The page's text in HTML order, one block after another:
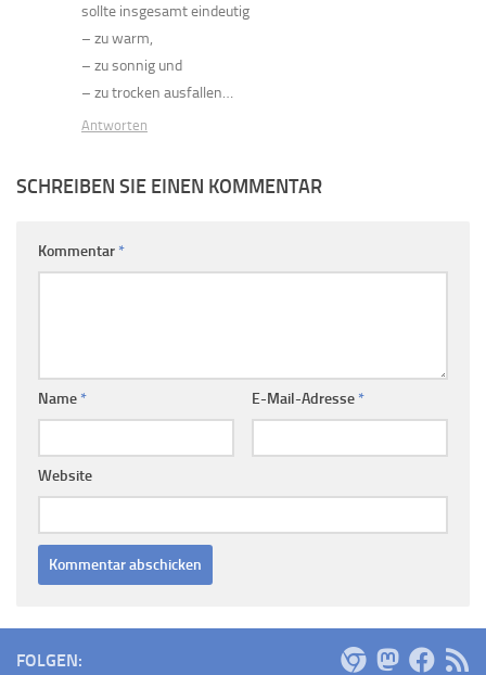
sollte insgesamt eindeutig
– zu warm,
– zu sonnig und
– zu trocken ausfallen…
Antworten
SCHREIBEN SIE EINEN KOMMENTAR
Kommentar *
Name * E-Mail-Adresse *
Website
FOLGEN: